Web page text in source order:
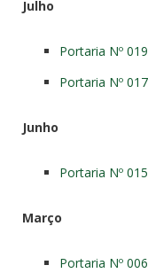
Julho
Portaria Nº
Portaria Nº
Junho
Portaria Nº
Março
Portaria Nº